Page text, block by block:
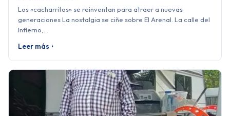
Los «cacharritos» se reinventan para atraer a nuevas
generaciones La nostalgia se ciñe sobre El Arenal. La calle del
Infierno,…
Leer más